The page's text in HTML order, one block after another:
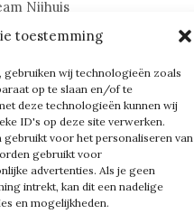
toestemming
gebruiken wij technologieën zoals
op te slaan en/of te
deze technologieën kunnen wij
ID's op deze site verwerken.
voor het personaliseren van
gebruikt voor
advertenties. Als je geen
intrekt, kan dit een nadelige
en mogelijkheden.
Nijhuis